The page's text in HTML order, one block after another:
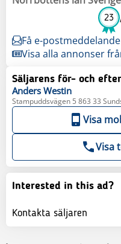
23
Få e-postmeddelande
Visa alla annonser
Säljarens för- och
Anders Westin
Stampuddsvägen 5 863 33
Visa
Visa
Interested in this ad?
Kontakta säljaren